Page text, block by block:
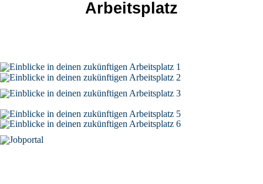
Arbeitsplatz